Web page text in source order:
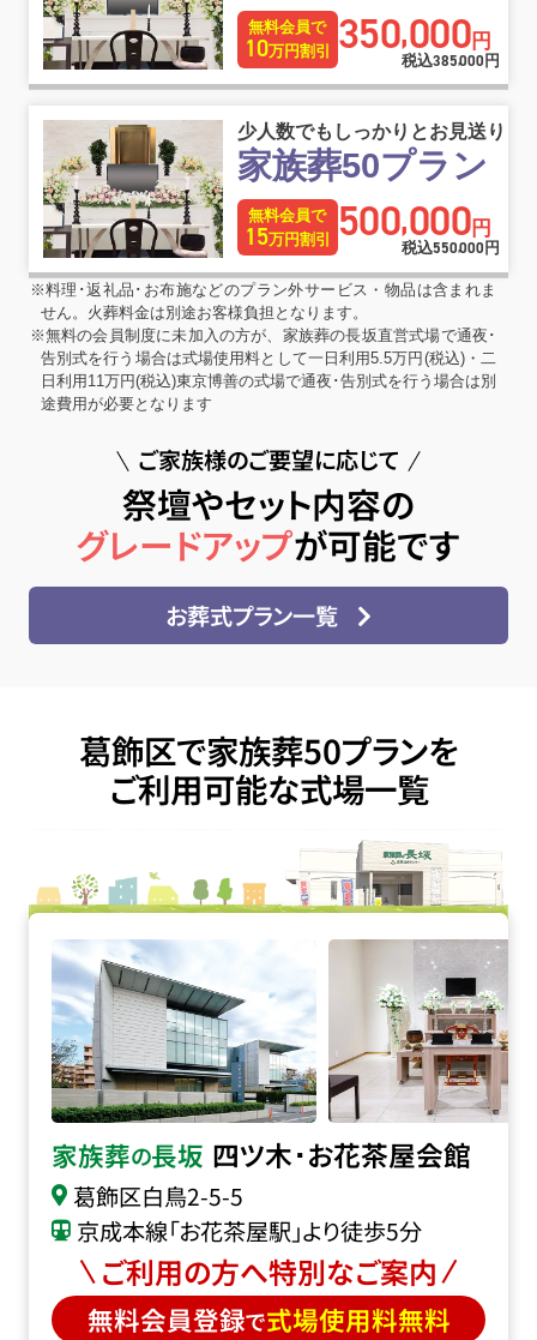
無料会員で
10万円割引 350,000円
税込385,000円
少人数でもしっかりとお見送り
家族葬50プラン
無料会員で
15万円割引 500,000円
税込550,000 円
※料理･返礼品･お布施などのプラン外サービス・物品は含まれま
せん。火葬料金は別途お客様負担となります。
※無料の会員制度に未加入の方が、家族葬の長坂直営式場で通夜･
告別式を行う場合は式場使用料として一日利用5.5万円(税込)・二
日利用11万円(税込)東京博善の式場で通夜･告別式を行う場合は別
途費用が必要となります
ご家族様のご要望に応じて
祭壇やセット内容の
グレードアップが可能です
お葬式プラン一覧
葛飾区で家族葬50プランを
ご利用可能な式場一覧
家族葬の長坂 四ツ木･お花茶屋会館
葛飾区白鳥2-5-5
京成本線「お花茶屋駅」より徒歩5分
ご利用の方へ特別なご案内
無料会員登録で式場使用料無料
四ツ木･お花茶屋会館の詳細へ